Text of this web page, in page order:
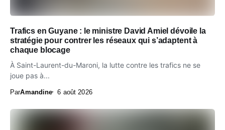
Trafics en Guyane : le ministre David Amiel dévoile la
stratégie pour contrer les réseaux qui s’adaptent à
chaque blocage
À Saint-Laurent-du-Maroni, la lutte contre les trafics ne se
joue pas à...
ParAmandine 6 août 2026